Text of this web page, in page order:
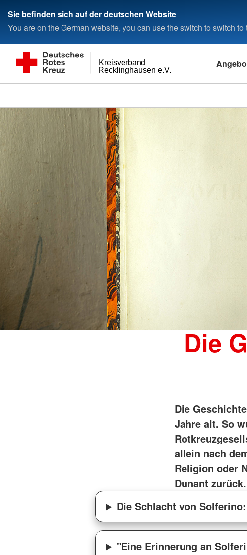
Sie befinden sich auf der deutschen Website
You are on the German website, you can use the switch to switch
Recklinghausen e.V.
Kreisverband
Die
Die
Jahre alt. So
allein nach
Religion oder
Dunant zurück.
Die Schlacht von
"Eine Erinnerung an